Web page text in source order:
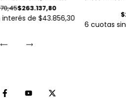
$263.137,80
de $43.856,30
6 cuotas